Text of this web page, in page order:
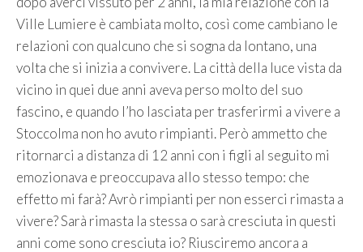
Ville Lumiere è cambiata molto, così come cambiano le
relazioni con qualcuno che si sogna da lontano, una
volta che si inizia a convivere. La città della luce vista da
vicino in quei due anni aveva perso molto del suo
fascino, e quando l’ho lasciata per trasferirmi a vivere a
Stoccolma non ho avuto rimpianti. Però ammetto che
ritornarci a distanza di 12 anni con i figli al seguito mi
emozionava e preoccupava allo stesso tempo: che
effetto mi farà? Avrò rimpianti per non esserci rimasta a
vivere? Sarà rimasta la stessa o sarà cresciuta in questi
anni come sono cresciuta io? Riusciremo ancora a